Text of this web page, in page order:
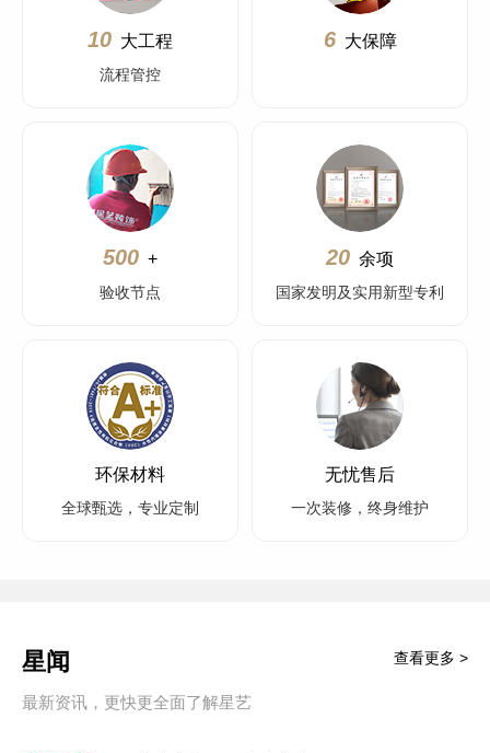
10 大工程
流程管控
6 大保障
500 +
验收节点
20 余项
国家发明及实用新型专利
环保材料
全球甄选，专业定制
无忧售后
一次装修，终身维护
星闻
最新资讯，更快更全面了解星艺
查看更多 >